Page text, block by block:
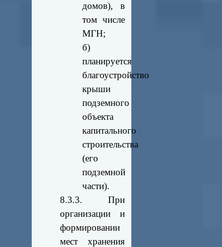
домов), в
том числе
МГН;
б)
планируется
благоустройство
крыши
подземного
объекта
капитального
строительства
(его
подземной
части).
8.3.3. При
организации и
формировании
мест хранения